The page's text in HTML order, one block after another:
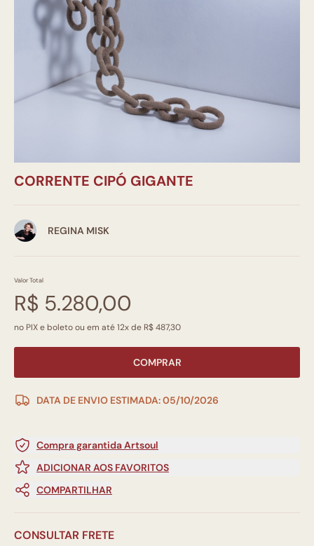
CORRENTE CIPÓ GIGANTE
REGINA MISK
Valor Total
R$ 5.280,00
no PIX e boleto ou em até 12x de R$ 487,30
COMPRAR
DATA DE ENVIO ESTIMADA: 05/10/2026
Compra garantida Artsoul
ADICIONAR AOS FAVORITOS
COMPARTILHAR
CONSULTAR FRETE